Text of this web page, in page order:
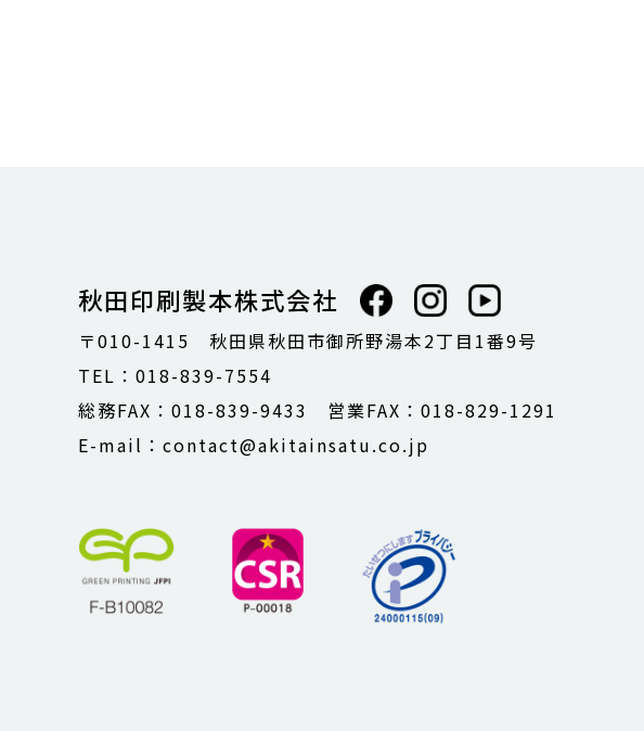
秋田印刷製本株式会社
〒010-1415 秋田県秋田市御所野湯本2丁目1番9号
TEL：018-839-7554
総務FAX：018-839-9433 営業FAX：018-829-1291
E-mail：contact@akitainsatu.co.jp